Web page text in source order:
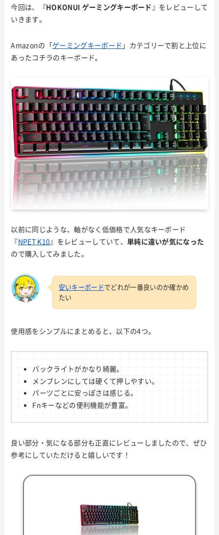
今回は、『HOKONUI ゲーミングキーボード 』をレビューして
いきます。
Amazonの「ゲーミングキーボード 」カテゴリーで割と上位に
あったコチラのキーボード。
以前に同じような、軸がなく低価格で人気なキーボード
『NPET K10 』をレビューしていて、 単純に違いが気になった
ので購入してみました。
安いキーボードでどれが一番良いのか確かめ
たい
使用感をシンプルにまとめると、以下の4つ。
バックライトがかなり綺麗。
メンブレンにしては硬くて押しやすい。
パーツごとに安っぽさは感じる。
Fnキーなどの便利機能が豊富。
良い部分・気になる部分も正直にレビューしましたので、ぜひ
参考にしていただけると嬉しいです！